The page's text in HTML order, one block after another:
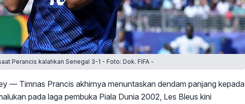
Perancis kalahkan Senegal 3-1 - Foto: Dok. FIFA -
— Timnas Prancis akhirnya menuntaskan dendam panjang kepada
pada laga pembuka Piala Dunia 2002, Les Bleus kini